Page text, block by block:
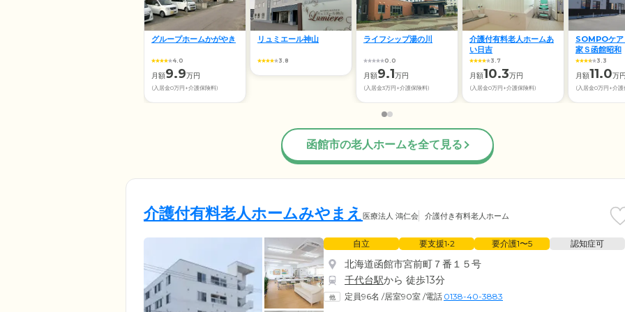
グループホームかがやき
4.0
月額9.9万円
(入居金0万円+介護保険料)
リュミエール神山
3.8
ライフシップ湯の川
0.0
月額9.1万円
(入居金3万円+介護保険料)
介護付有料老人ホームあ
い日吉
3.7
月額10.3万円
(入居金0万円+介護保険料)
SOMPOケア
家Ｓ函館昭和
3.3
月額11.0万円
(入居金0万円+介護
函館市の老人ホームを全て見る
介護付有料老人ホームみやまえ 医療法人 鴻仁会 介護付き有料老人ホーム
自立 要支援1•2 要介護1〜5 認知症可
北海道函館市宮前町７番１５号
千代台駅から 徒歩13分
定員96名 /居室90室 /電話 0138-40-3883